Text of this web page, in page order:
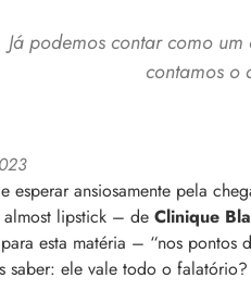
Já podemos contar como
contamos o
esperar ansiosamente pela
lipstick – de Clinique
esta matéria – “nos pontos
saber: ele vale todo o falatório?
Cuidados
O expert
barba
as